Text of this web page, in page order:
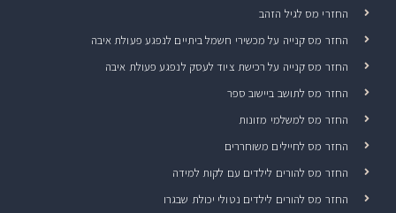
החזרי מס לגיל הזהב
החזר מס קנייה על מכשירי חשמל ביתיים לנפגע פעולת איבה
החזר מס קנייה על רכישת ציוד לעסק לנפגע פעולת איבה
החזר מס לתושב ביישוב ספר
החזר מס למשלמי מזונות
החזר מס לחיילים משוחררים
החזר מס להורים לילדים עם לקות למידה
החזר מס להורים לילדים נטולי יכולת שבגרו